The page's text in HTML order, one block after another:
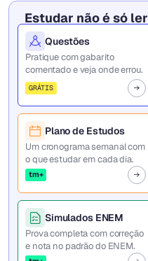
Estudar não é só ler
Questões
Pratique com gabarito
comentado e veja onde errou.
GRÁTIS
Plano de Estudos
Um cronograma semanal com
o que estudar em cada dia.
tm+
Simulados ENEM
Prova completa com correção
e nota no padrão do ENEM.